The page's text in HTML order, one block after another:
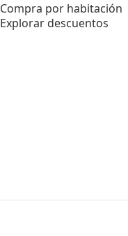
Compra por habitación
Explorar descuentos